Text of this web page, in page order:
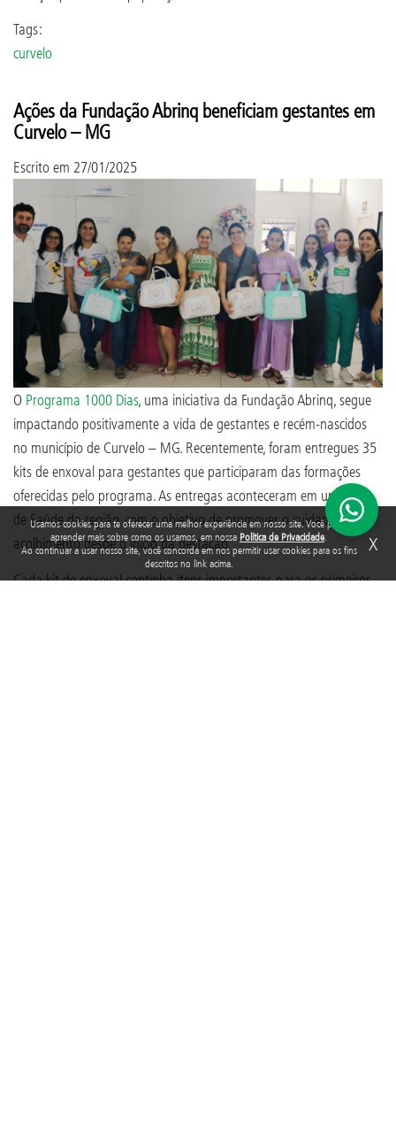
Usamos cookies para te oferecer uma melhor experiência em nosso site. Você pode
aprender mais sobre como os usamos, em nossa Política de Privacidade.
Ao continuar a usar nosso site, você concorda em nos permitir usar cookies para os fins
descritos no link acima.
X
Tags:
curvelo
Ações da Fundação Abrinq beneficiam gestantes em
Curvelo – MG
Escrito em 27/01/2025
O Programa 1000 Dias, uma iniciativa da Fundação Abrinq, segue
impactando positivamente a vida de gestantes e recém-nascidos
no município de Curvelo – MG. Recentemente, foram entregues 35
kits de enxoval para gestantes que participaram das formações
oferecidas pelo programa. As entregas aconteceram em unidades
de Saúde da região, com o objetivo de promover o cuidado e o
acolhimento desde o início da gestação.
Cada kit de enxoval continha itens importantes para os primeiros